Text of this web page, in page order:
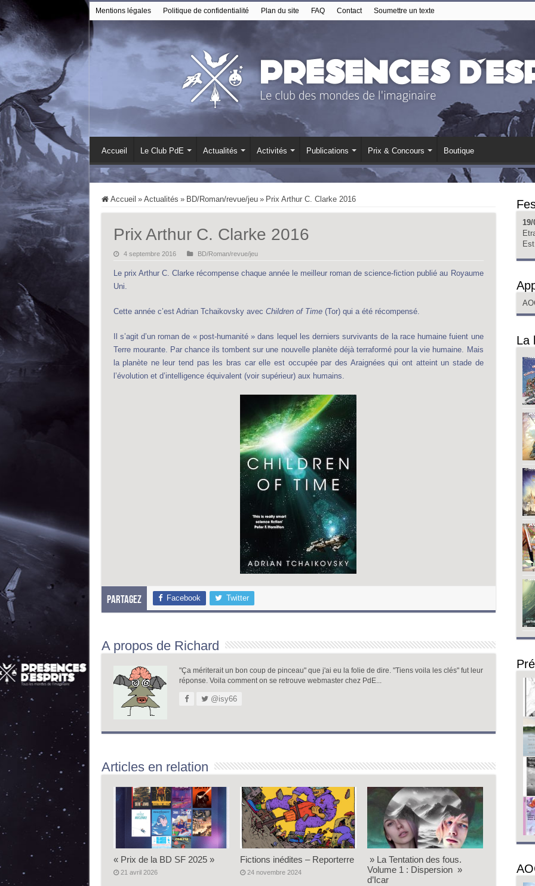
Mentions légales Politique de confidentialité Plan du site FAQ Contact Soumettre un texte
Accueil Le Club PdE Actualités Activités Publications Prix & Concours Boutique
Accueil » Actualités » BD/Roman/revue/jeu » Prix Arthur C. Clarke 2016
Prix Arthur C. Clarke 2016
4 septembre 2016 BD/Roman/revue/jeu
Le prix Arthur C. Clarke récompense chaque année le meilleur roman de science-fiction publié au Royaume
Uni.
Cette année c’est Adrian Tchaikovsky avec Children of Time(Tor) qui a été récompensé.
Il s’agit d’un roman de « post-humanité » dans lequel les derniers survivants de la race humaine fuient une
Terre mourante. Par chance ils tombent sur une nouvelle planète déjà terraformé pour la vie humaine. Mais
la planète ne leur tend pas les bras car elle est occupée par des Araignées qui ont atteint un stade de
l’évolution et d’intelligence équivalent (voir supérieur) aux humains.
Partagez Facebook Twitter
A propos de Richard
"Ça mériterait un bon coup de pinceau" que j'ai eu la folie de dire. "Tiens voila les clés" fut leur
réponse. Voila comment on se retrouve webmaster chez PdE...
@isy66
Articles en relation
« Prix de la BD SF 2025 »
21 avril 2026
Fictions inédites – Reporterre
24 novembre 2024
» La Tentation des fous.
Volume 1 : Dispersion »
d’Icar
19/
Est
La